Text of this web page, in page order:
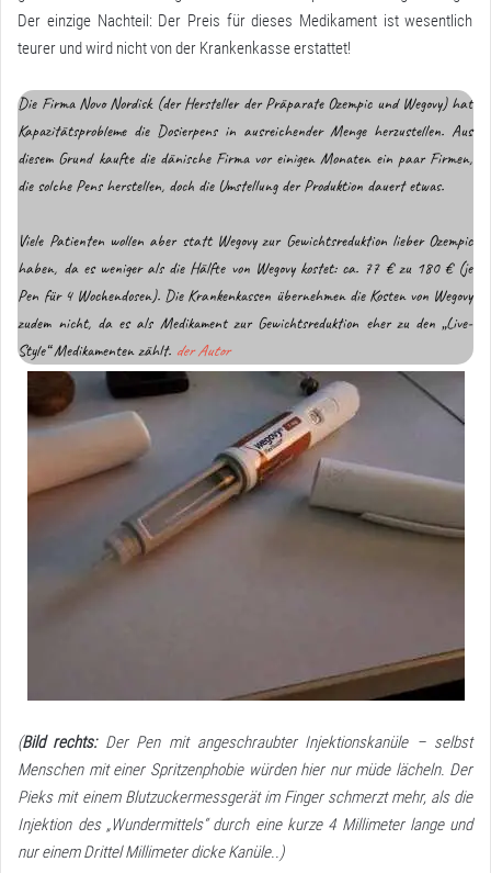
Der einzige Nachteil: Der Preis für dieses Medikament ist wesentlich
teurer und wird nicht von der Krankenkasse erstattet!
Die Firma Novo Nordisk (der Hersteller der Präparate Ozempic und Wegovy) hat
Kapazitätsprobleme die Dosierpens in ausreichender Menge herzustellen. Aus
diesem Grund kaufte die dänische Firma vor einigen Monaten ein paar Firmen,
die solche Pens herstellen, doch die Umstellung der Produktion dauert etwas.
Viele Patienten wollen aber statt Wegovy zur Gewichtsreduktion lieber Ozempic
haben, da es weniger als die Hälfte von Wegovy kostet: ca. 77 € zu 180 € (je
Pen für 4 Wochendosen). Die Krankenkassen übernehmen die Kosten von Wegovy
zudem nicht, da es als Medikament zur Gewichtsreduktion eher zu den „Live-
Style“ Medikamenten zählt. der Autor
(Bild rechts:Der Pen mit angeschraubter Injektionskanüle – selbst
Menschen mit einer Spritzenphobie würden hier nur müde lächeln. Der
Pieks mit einem Blutzuckermessgerät im Finger schmerzt mehr, als die
Injektion des „Wundermittels“ durch eine kurze 4 Millimeter lange und
nur einem Drittel Millimeter dicke Kanüle..)